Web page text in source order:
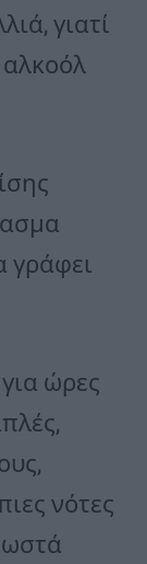
γιατί
γράφει
ώρες
νότες